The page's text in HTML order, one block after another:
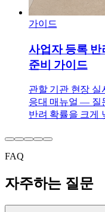
가이드
사업자 등록
준비 가이드
관할 기관 현장 실
응대 매뉴얼 — 질
반려 확률을 크게
FAQ
자주하는 질문